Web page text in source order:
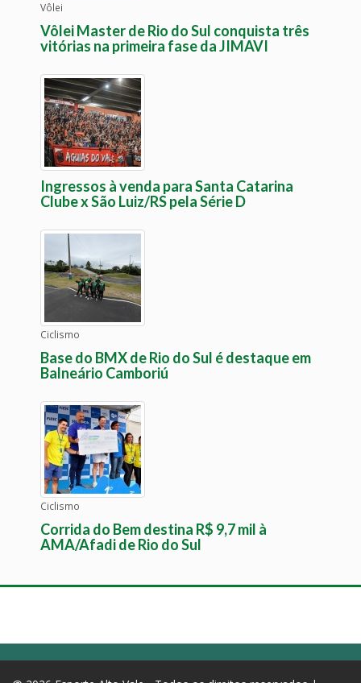
Vôlei
Vôlei Master de Rio do Sul conquista três
vitórias na primeira fase da JIMAVI
Ingressos à venda para Santa Catarina
Clube x São Luiz/RS pela Série D
Ciclismo
Base do BMX de Rio do Sul é destaque em
Balneário Camboriú
Ciclismo
Corrida do Bem destina R$ 9,7 mil à
AMA/Afadi de Rio do Sul